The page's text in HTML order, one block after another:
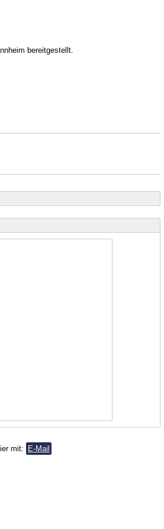
bereitgestellt.
mit: E-Mail